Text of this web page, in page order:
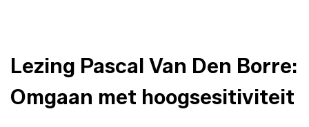
Lezing Pascal Van Den Borre:
Omgaan met hoogsesitiviteit